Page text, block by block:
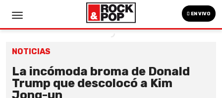
EN VIVO
NOTICIAS
La incómoda broma de Donald
Trump que descolocó a Kim
Jong-un